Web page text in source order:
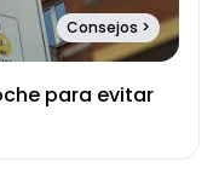
Consejos >
para evitar